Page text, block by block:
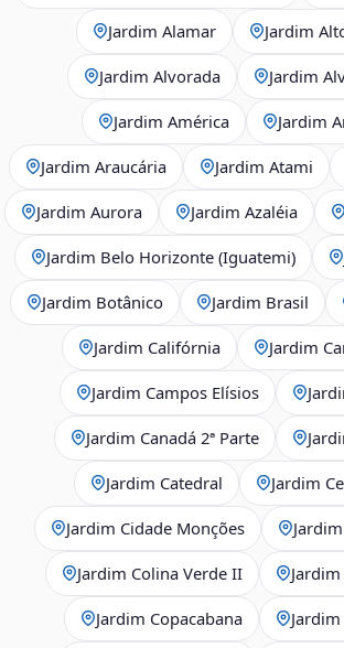
Jardim Alamar Jardim
Jardim Alvorada Jardim
Jardim América Jardim
Jardim Araucária Jardim Atami
Jardim Aurora Jardim Azaléia
Jardim Belo Horizonte (Iguatemi)
Jardim Botânico Jardim Brasil
Jardim Califórnia Jardim
Jardim Campos Elísios
Jardim Canadá 2ª Parte
Jardim Catedral Jardim
Jardim Cidade Monções
Jardim Colina Verde II
Jardim Copacabana